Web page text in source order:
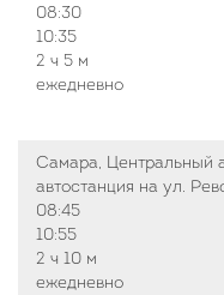
08:30
10:35
2 ч 5 м
ежедневно
Самара, Центральный
автостанция на ул.
08:45
10:55
2 ч 10 м
ежедневно